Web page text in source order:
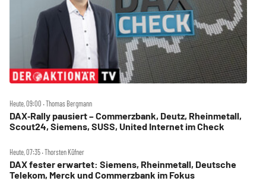
Heute, 09:00 ‧ Thomas Bergmann
DAX‑Rally pausiert – Commerzbank, Deutz, Rheinmetall,
Scout24, Siemens, SUSS, United Internet im Check
Heute, 07:35 ‧ Thorsten Küfner
DAX fester erwartet: Siemens, Rheinmetall, Deutsche
Telekom, Merck und Commerzbank im Fokus